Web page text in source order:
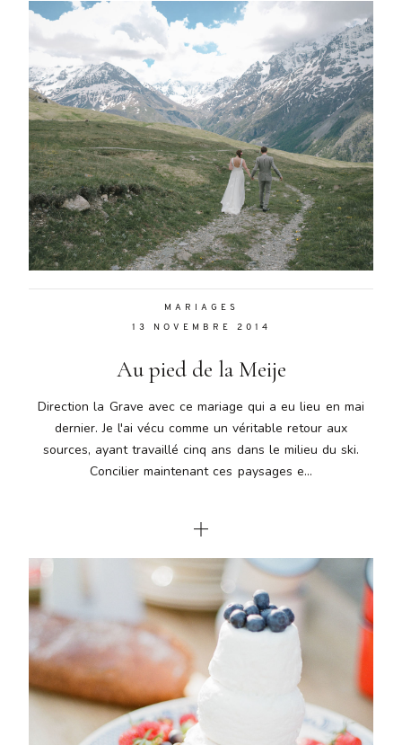
MARIAGES
13 NOVEMBRE 2014
Au pied de la Meije
Direction la Grave avec ce mariage qui a eu lieu en mai
dernier. Je l'ai vécu comme un véritable retour aux
sources, ayant travaillé cinq ans dans le milieu du ski.
Concilier maintenant ces paysages e...